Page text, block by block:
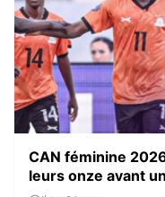
CAN féminine
leurs onze avant